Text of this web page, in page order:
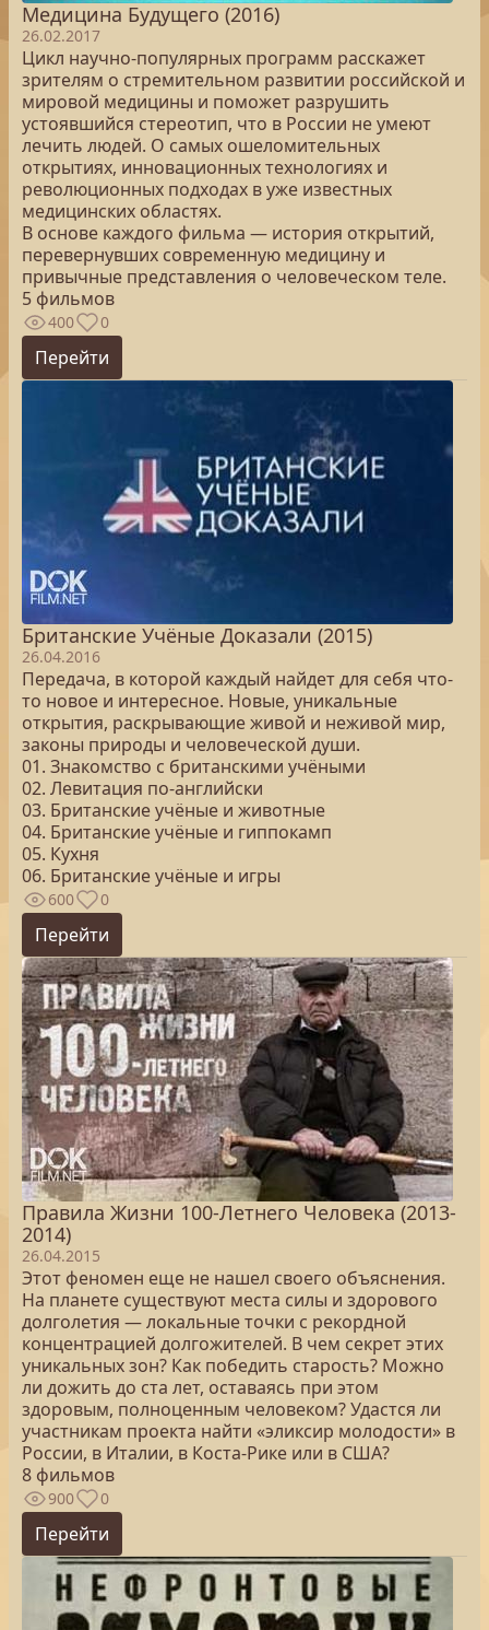
Медицина Будущего (2016)
26.02.2017
Цикл научно-популярных программ расскажет
зрителям о стремительном развитии российской и
мировой медицины и поможет разрушить
устоявшийся стереотип, что в России не умеют
лечить людей. О самых ошеломительных
открытиях, инновационных технологиях и
революционных подходах в уже известных
медицинских областях.
В основе каждого фильма — история открытий,
перевернувших современную медицину и
привычные представления о человеческом теле.
5 фильмов
400 0
Перейти
Британские Учёные Доказали (2015)
26.04.2016
Передача, в которой каждый найдет для себя что-
то новое и интересное. Новые, уникальные
открытия, раскрывающие живой и неживой мир,
законы природы и человеческой души.
01. Знакомство с британскими учёными
02. Левитация по-английски
03. Британские учёные и животные
04. Британские учёные и гиппокамп
05. Кухня
06. Британские учёные и игры
600 0
Перейти
Правила Жизни 100-Летнего Человека (2013-
2014)
26.04.2015
Этот феномен еще не нашел своего объяснения.
На планете существуют места силы и здорового
долголетия ― локальные точки с рекордной
концентрацией долгожителей. В чем секрет этих
уникальных зон? Как победить старость? Можно
ли дожить до ста лет, оставаясь при этом
здоровым, полноценным человеком? Удастся ли
участникам проекта найти «эликсир молодости» в
России, в Италии, в Коста-Рике или в США?
8 фильмов
900 0
Перейти